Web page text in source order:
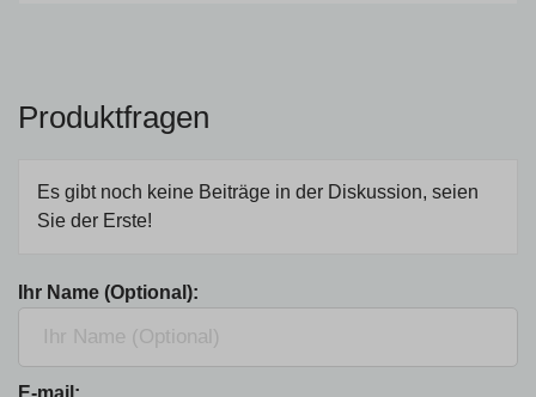
Produktfragen
Es gibt noch keine Beiträge in der Diskussion, seien
Sie der Erste!
Ihr Name (Optional):
E-mail: